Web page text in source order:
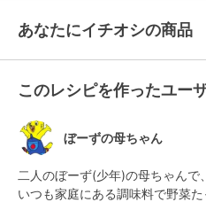
あなたにイチオシの商品
このレシピを作ったユー
ぼーずの母ちゃん
二人のぼーず(少年)の母ちゃんで
いつも家庭にある調味料で野菜